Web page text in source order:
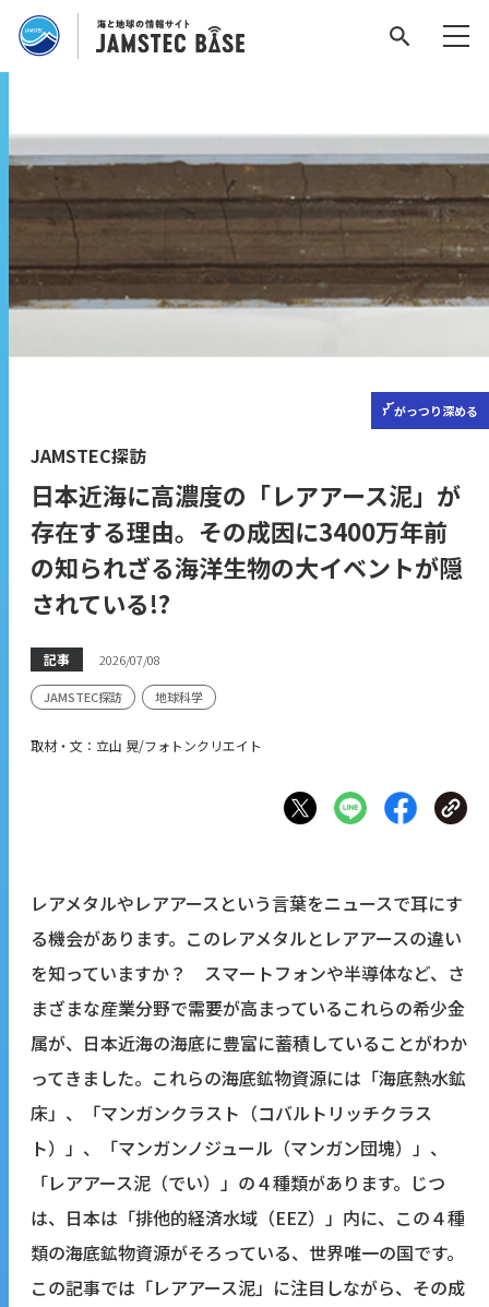
がっつり深める
JAMSTEC探訪
日本近海に高濃度の「レアアース泥」が
存在する理由。その成因に3400万年前
の知られざる海洋生物の大イベントが隠
されている!?
記事 2026/07/08
JAMSTEC探訪 地球科学
取材・文：立山 晃/フォトンクリエイト
レアメタルやレアアースという言葉をニュースで耳にす
る機会があります。このレアメタルとレアアースの違い
を知っていますか？ スマートフォンや半導体など、さ
まざまな産業分野で需要が高まっているこれらの希少金
属が、日本近海の海底に豊富に蓄積していることがわか
ってきました。これらの海底鉱物資源には「海底熱水鉱
床」、「マンガンクラスト（コバルトリッチクラス
ト）」、「マンガンノジュール（マンガン団塊）」、
「レアアース泥（でい）」の４種類があります。じつ
は、日本は「排他的経済水域（EEZ）」内に、この４種
類の海底鉱物資源がそろっている、世界唯一の国です。
この記事では「レアアース泥」に注目しながら、その成